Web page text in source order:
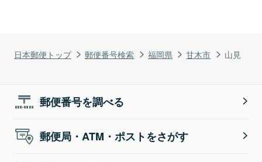
日本郵便トップ 郵便番号検索 福岡県 甘木市 山見
郵便番号を調べる
郵便局・ATM・ポストをさがす